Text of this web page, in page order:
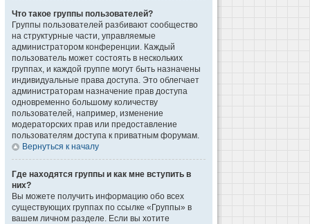
Что такое группы пользователей?
Группы пользователей разбивают сообщество
на структурные части, управляемые
администратором конференции. Каждый
пользователь может состоять в нескольких
группах, и каждой группе могут быть назначены
индивидуальные права доступа. Это облегчает
администраторам назначение прав доступа
одновременно большому количеству
пользователей, например, изменение
модераторских прав или предоставление
пользователям доступа к приватным форумам.
Вернуться к началу
Где находятся группы и как мне вступить в
них?
Вы можете получить информацию обо всех
существующих группах по ссылке «Группы» в
вашем личном разделе. Если вы хотите